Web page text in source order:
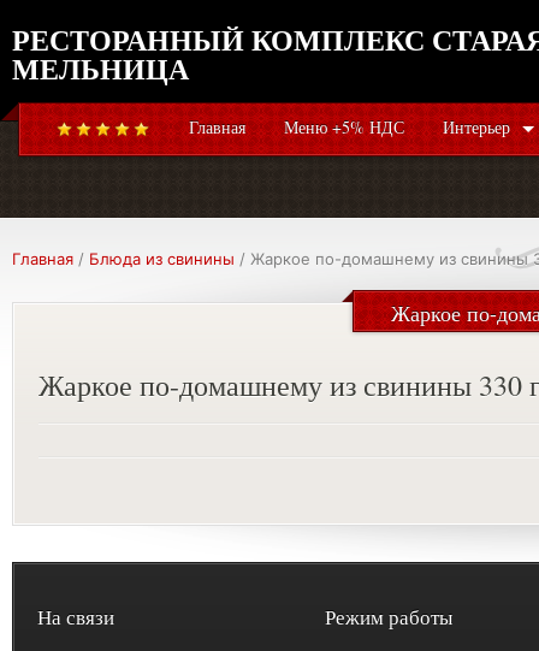
Главная Меню +5% НДС Интерьер
РЕСТОРАННЫЙ КОМПЛЕКС
МЕЛЬНИЦА
Главная / Блюда из свинины / Жаркое по-домашнему из свинины
Жаркое по-
Жаркое по-домашнему из свинины 330
На связи Режим работы